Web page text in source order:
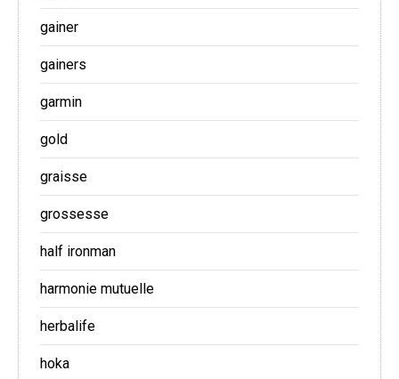
gainer
gainers
garmin
gold
graisse
grossesse
half ironman
harmonie mutuelle
herbalife
hoka